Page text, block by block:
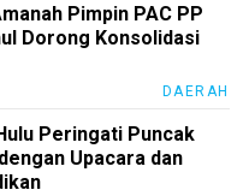
Pimpin PAC PP
Dorong Konsolidasi
DAERAH
Peringati Puncak
Upacara dan